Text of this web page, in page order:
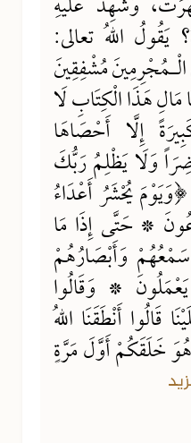
اللهُ تعالى:
مُشْفِقِينَ
مَالِ هَذَا الْكِتَابِ لَا
إِلَّا أَحْصَاهَا
وَلَا يَظْلِمُ رَبُّكَ
يُحْشَرُ أَعْدَاءُ
* حَتَّى إِذَا مَا
وَأَبْصَارُهُمْ
* وَقَالُوا
أَنْطَقَنَا اللهُ
خَلَقَكُمْ أَوَّلَ مَرَّةٍ